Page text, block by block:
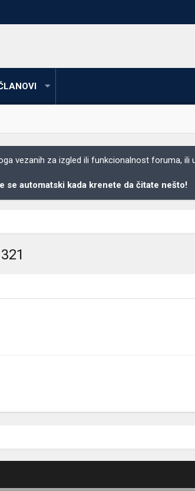
vezanih za izgled ili funkcionalnost foruma, ili
se automatski kada krenete da čitate nešto!